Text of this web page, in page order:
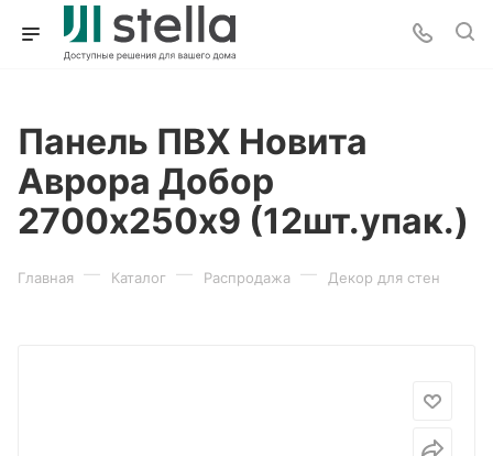
Панель ПВХ Новита
Аврора Добор
2700х250х9 (12шт.упак.)
Главная — Каталог — Распродажа — Декор для стен